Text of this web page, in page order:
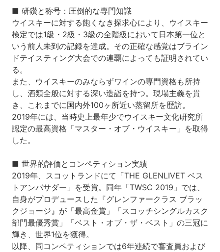
■ 研鑽と称号：圧倒的な専門知識
ウイスキーに対する飽くなき探求心により、ウイスキー
検定では1級・2級・3級の全階級において日本第一位と
いう前人未到の記録を達成。その正確な感覚はブライン
ドテイスティング大会での連覇によっても証明されてい
る。
また、ウイスキーのみならずワインの専門資格も所持
し、酒類全般に対する深い造詣を持つ。現場主義を貫
き、これまでに国内外100ヶ所近い蒸留所を歴訪。
2019年には、当時史上最年少でウイスキー文化研究所
認定の最高資格「マスター・オブ・ウイスキー」を取得
した。
■ 世界的評価とコンペティション実績
2019年、スコットランドにて「THE GLENLIVET ベス
トアンバサダー」を受賞。同年「TWSC 2019」では、
自身がプロデュースした『グレンファークラス ブラッ
クジョージ』が「最高金賞」「スコッチシングルカスク
部門最優秀賞」「ベスト・オブ・ザ・ベスト」の三冠に
輝き、世界1位を獲得。
以降、同コンペティションでは6年連続で審査員および